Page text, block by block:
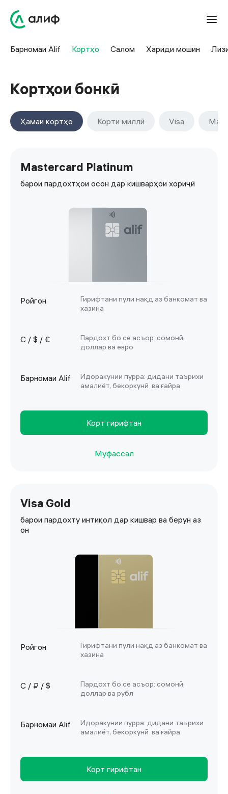
Барномаи Alif Кортҳо Салом Хариди мошин
Кортҳои бонкӣ
Ҳамаи кортҳо Корти миллӣ Visa
Mastercard Platinum
барои пардохтҳои осон дар кишварҳои хориҷӣ
Ройгон
Гирифтани пули нақд аз банкомат ва
хазина
С / $ / €
Пардохт бо се асъор: сомонӣ,
доллар ва евро
Барномаи Alif
Идоракунии пурра: дидани таърихи
амалиёт, бекоркунӣ ва ғайра
Корт гирифтан
Муфассал
Visa Gold
барои пардохту интиқол дар кишвар ва берун аз
он
Ройгон
Гирифтани пули нақд аз банкомат ва
хазина
С / ₽ / $
Пардохт бо се асъор: сомонӣ,
доллар ва рубл
Барномаи Alif
Идоракунии пурра: дидани таърихи
амалиёт, бекоркунӣ ва ғайра
Корт гирифтан